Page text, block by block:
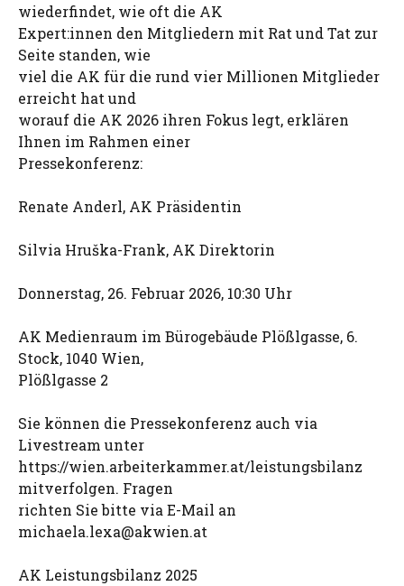
wiederfindet, wie oft die AK
Expert:innen den Mitgliedern mit Rat und Tat zur
Seite standen, wie
viel die AK für die rund vier Millionen Mitglieder
erreicht hat und
worauf die AK 2026 ihren Fokus legt, erklären
Ihnen im Rahmen einer
Pressekonferenz:
Renate Anderl, AK Präsidentin
Silvia Hruška-Frank, AK Direktorin
Donnerstag, 26. Februar 2026, 10:30 Uhr
AK Medienraum im Bürogebäude Plößlgasse, 6.
Stock, 1040 Wien,
Plößlgasse 2
Sie können die Pressekonferenz auch via
Livestream unter
https://wien.arbeiterkammer.at/leistungsbilanz
mitverfolgen. Fragen
richten Sie bitte via E-Mail an
michaela.lexa@akwien.at
AK Leistungsbilanz 2025